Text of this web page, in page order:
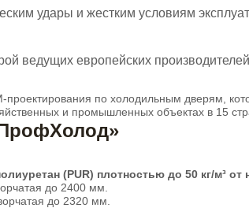
удары и жестким условиям
ведущих европейских
по холодильным дверям,
и промышленных объектах в 15
(PUR) плотностью до 50 кг/м³
до 2400 мм.
до 2320 мм.